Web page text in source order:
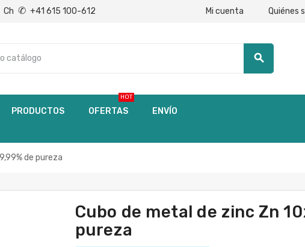
Ch ✆ +41 615 100-612 Mi cuenta Quiénes
search
PRODUCTOS OFERTAS
HOT
ENVÍO
de pureza
Cubo de metal de zinc Zn
pureza